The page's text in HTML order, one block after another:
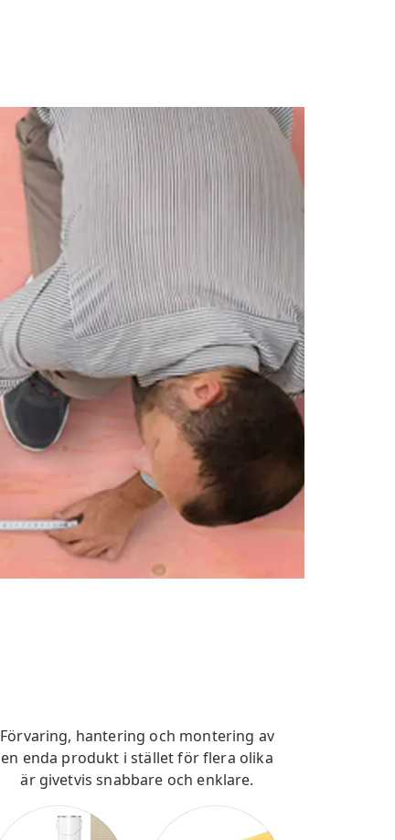
Förvaring, hantering och montering av
en enda produkt i stället för flera olika
är givetvis snabbare och enklare.